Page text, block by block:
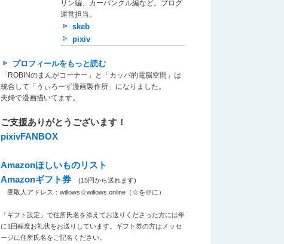
リン編、カーバンクル編など。ブログ
運営担当。
skeb
pixiv
プロフィールをもっと読む
「ROBINのまんがコーナー」と「カッパ的電脳空間」は
統合して「うぃろーず漫画製作所」になりました。
夫婦で漫画描いてます。
ご支援ありがとうございます！
pixivFANBOX
Amazonほしいものリスト
Amazonギフト券
(15円から送れます)
受取人アドレス：willows☆willows.online（☆を＠に）
「ギフト設定」で住所氏名を添えてお送りくださった方には年
に1回程度お礼状をお送りしています。ギフト券の方はメッセ
ージに住所氏名をご記名ください。